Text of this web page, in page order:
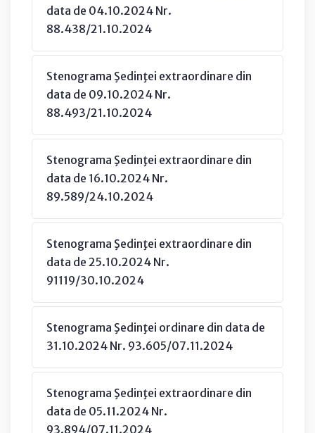
data de 04.10.2024 Nr.
88.438/21.10.2024
Stenograma Şedinţei extraordinare din
data de 09.10.2024 Nr.
88.493/21.10.2024
Stenograma Şedinţei extraordinare din
data de 16.10.2024 Nr.
89.589/24.10.2024
Stenograma Şedinţei extraordinare din
data de 25.10.2024 Nr.
91119/30.10.2024
Stenograma Şedinţei ordinare din data de
31.10.2024 Nr. 93.605/07.11.2024
Stenograma Şedinţei extraordinare din
data de 05.11.2024 Nr.
93.894/07.11.2024